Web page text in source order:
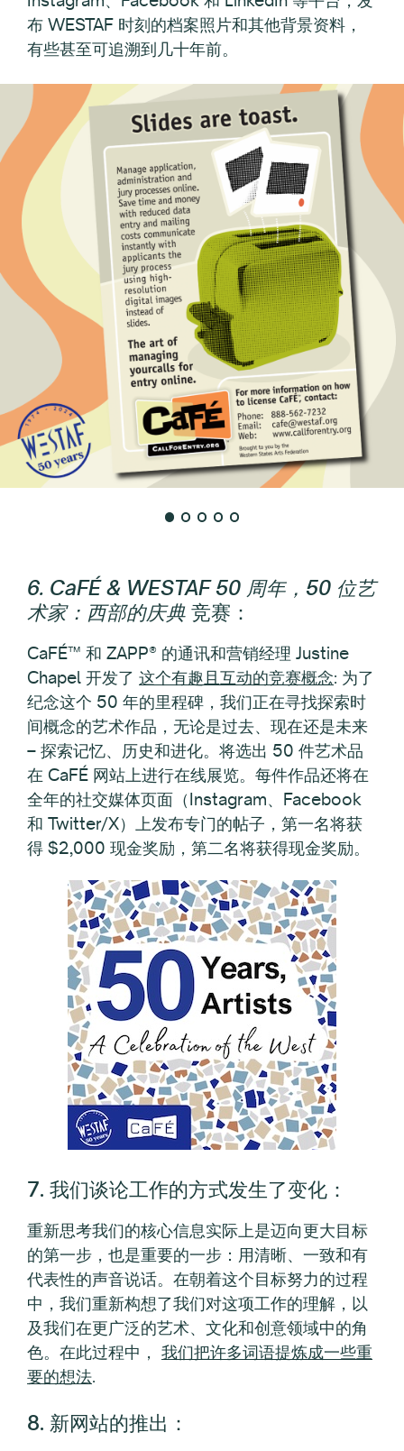
布 WESTAF 时刻的档案照片和其他背景资料，
有些甚至可追溯到几十年前。
6. CaFÉ & WESTAF 50 周年，50 位艺
术家：西部的庆典 竞赛：
CaFÉ™ 和 ZAPP® 的通讯和营销经理 Justine
Chapel 开发了 这个有趣且互动的竞赛概念: 为了
纪念这个 50 年的里程碑，我们正在寻找探索时
间概念的艺术作品，无论是过去、现在还是未来
– 探索记忆、历史和进化。将选出 50 件艺术品
在 CaFÉ 网站上进行在线展览。每件作品还将在
全年的社交媒体页面（Instagram、Facebook
和 Twitter/X）上发布专门的帖子，第一名将获
得 $2,000 现金奖励，第二名将获得现金奖励。
7. 我们谈论工作的方式发生了变化：
重新思考我们的核心信息实际上是迈向更大目标
的第一步，也是重要的一步：用清晰、一致和有
代表性的声音说话。在朝着这个目标努力的过程
中，我们重新构想了我们对这项工作的理解，以
及我们在更广泛的艺术、文化和创意领域中的角
色。在此过程中， 我们把许多词语提炼成一些重
要的想法.
8. 新网站的推出：